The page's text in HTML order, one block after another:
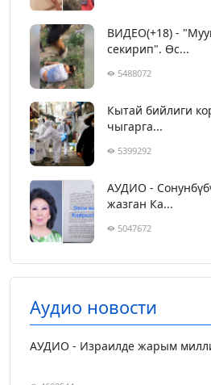
ВИДЕО(+18) -
секирип". Өс...
5488072
Кытай бийлиги
чыгарга...
5399292
АУДИО -
жазган Ка...
5047672
Аудио новости
АУДИО - Израилде жарым